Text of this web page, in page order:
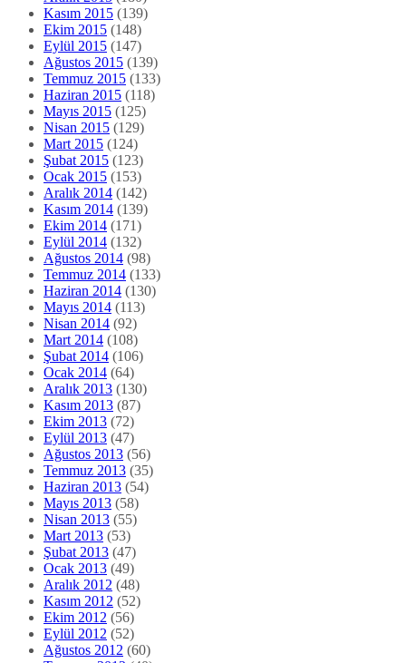
Kasım 2015 (139)
Ekim 2015 (148)
Eylül 2015 (147)
Ağustos 2015 (139)
Temmuz 2015 (133)
Haziran 2015 (118)
Mayıs 2015 (125)
Nisan 2015 (129)
Mart 2015 (124)
Şubat 2015 (123)
Ocak 2015 (153)
Aralık 2014 (142)
Kasım 2014 (139)
Ekim 2014 (171)
Eylül 2014 (132)
Ağustos 2014 (98)
Temmuz 2014 (133)
Haziran 2014 (130)
Mayıs 2014 (113)
Nisan 2014 (92)
Mart 2014 (108)
Şubat 2014 (106)
Ocak 2014 (64)
Aralık 2013 (130)
Kasım 2013 (87)
Ekim 2013 (72)
Eylül 2013 (47)
Ağustos 2013 (56)
Temmuz 2013 (35)
Haziran 2013 (54)
Mayıs 2013 (58)
Nisan 2013 (55)
Mart 2013 (53)
Şubat 2013 (47)
Ocak 2013 (49)
Aralık 2012 (48)
Kasım 2012 (52)
Ekim 2012 (56)
Eylül 2012 (52)
Ağustos 2012 (60)